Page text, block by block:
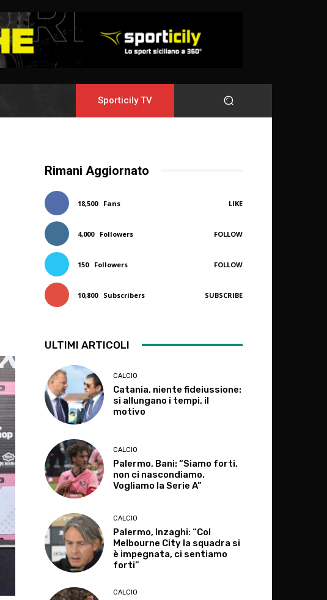
Sporticily TV
Rimani Aggiornato
18,500 Fans LIKE
4,000 Followers FOLLOW
150 Followers FOLLOW
10,800 Subscribers SUBSCRIBE
ULTIMI ARTICOLI
CALCIO
Catania, niente fideiussione:
si allungano i tempi, il
motivo
CALCIO
Palermo, Bani: “Siamo forti,
non ci nascondiamo.
Vogliamo la Serie A”
CALCIO
Palermo, Inzaghi: “Col
Melbourne City la squadra si
è impegnata, ci sentiamo
forti”
CALCIO